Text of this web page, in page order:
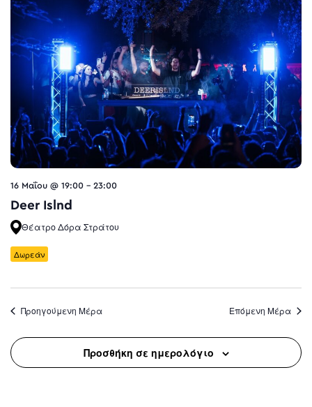
16 Μαΐου @ 19:00 - 23:00
Deer Islnd
Θέατρο Δόρα Στράτου
Δωρεάν
Προηγούμενη Μέρα Επόμενη Μέρα
Προσθήκη σε ημερολόγιο